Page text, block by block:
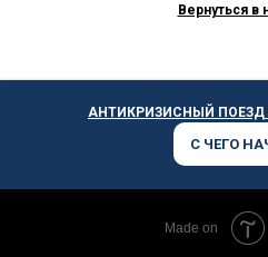
Вернуться в
АНТИКРИЗИСНЫЙ ПОЕЗД
С ЧЕГО
Made on